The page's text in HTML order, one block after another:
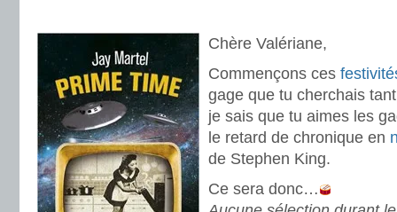
Chère Valériane,
Commençons ces
gage que tu cherchais
je sais que tu aimes les
le retard de chronique en
de Stephen King.
Ce sera donc…